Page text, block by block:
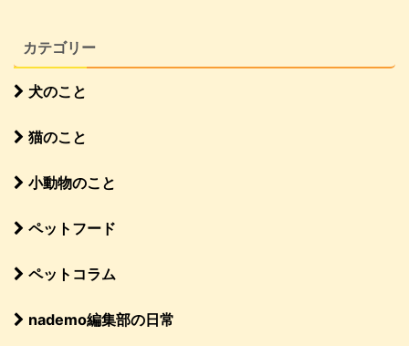
カテゴリー
犬のこと
猫のこと
小動物のこと
ペットフード
ペットコラム
nademo編集部の日常